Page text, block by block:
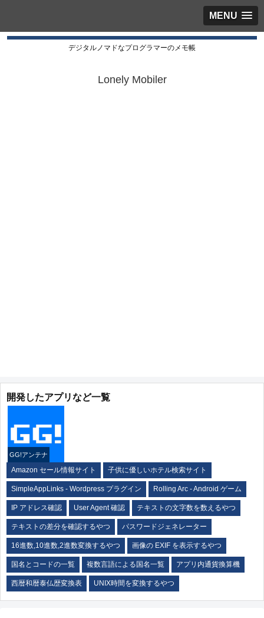
MENU
デジタルノマドなプログラマーのメモ帳
Lonely Mobiler
開発したアプリなど一覧
GG!アンテナ
Amazon セール情報サイト 子供に優しいホテル検索サイト
SimpleAppLinks - Wordpress プラグイン Rolling Arc - Android ゲーム
IP アドレス確認 User Agent 確認 テキストの文字数を数えるやつ
テキストの差分を確認するやつ パスワードジェネレーター
16進数,10進数,2進数変換するやつ 画像の EXIF を表示するやつ
国名とコードの一覧 複数言語による国名一覧 アプリ内通貨換算機
西暦和暦泰仏歴変換表 UNIX時間を変換するやつ